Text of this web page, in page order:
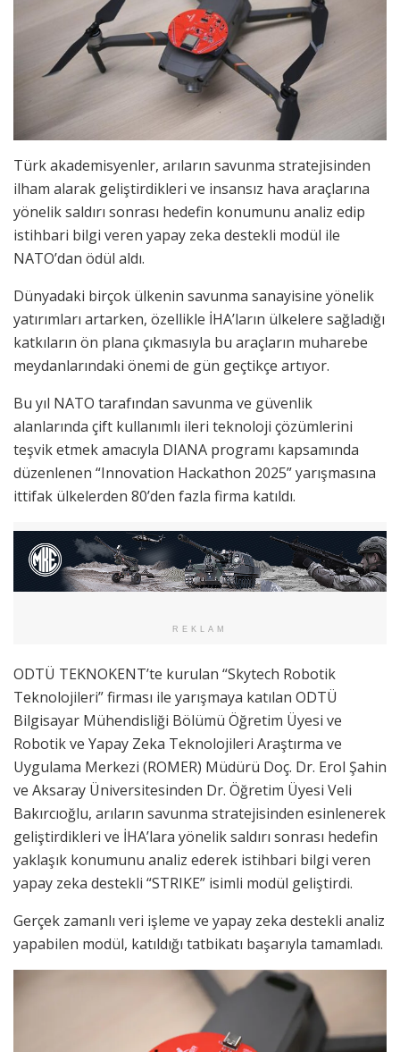
Türk akademisyenler, arıların savunma stratejisinden
ilham alarak geliştirdikleri ve insansız hava araçlarına
yönelik saldırı sonrası hedefin konumunu analiz edip
istihbari bilgi veren yapay zeka destekli modül ile
NATO’dan ödül aldı.
Dünyadaki birçok ülkenin savunma sanayisine yönelik
yatırımları artarken, özellikle İHA’ların ülkelere sağladığı
katkıların ön plana çıkmasıyla bu araçların muharebe
meydanlarındaki önemi de gün geçtikçe artıyor.
Bu yıl NATO tarafından savunma ve güvenlik
alanlarında çift kullanımlı ileri teknoloji çözümlerini
teşvik etmek amacıyla DIANA programı kapsamında
düzenlenen “Innovation Hackathon 2025” yarışmasına
ittifak ülkelerden 80’den fazla firma katıldı.
REKLAM
ODTÜ TEKNOKENT’te kurulan “Skytech Robotik
Teknolojileri” firması ile yarışmaya katılan ODTÜ
Bilgisayar Mühendisliği Bölümü Öğretim Üyesi ve
Robotik ve Yapay Zeka Teknolojileri Araştırma ve
Uygulama Merkezi (ROMER) Müdürü Doç. Dr. Erol Şahin
ve Aksaray Üniversitesinden Dr. Öğretim Üyesi Veli
Bakırcıoğlu, arıların savunma stratejisinden esinlenerek
geliştirdikleri ve İHA’lara yönelik saldırı sonrası hedefin
yaklaşık konumunu analiz ederek istihbari bilgi veren
yapay zeka destekli “STRIKE” isimli modül geliştirdi.
Gerçek zamanlı veri işleme ve yapay zeka destekli analiz
yapabilen modül, katıldığı tatbikatı başarıyla tamamladı.